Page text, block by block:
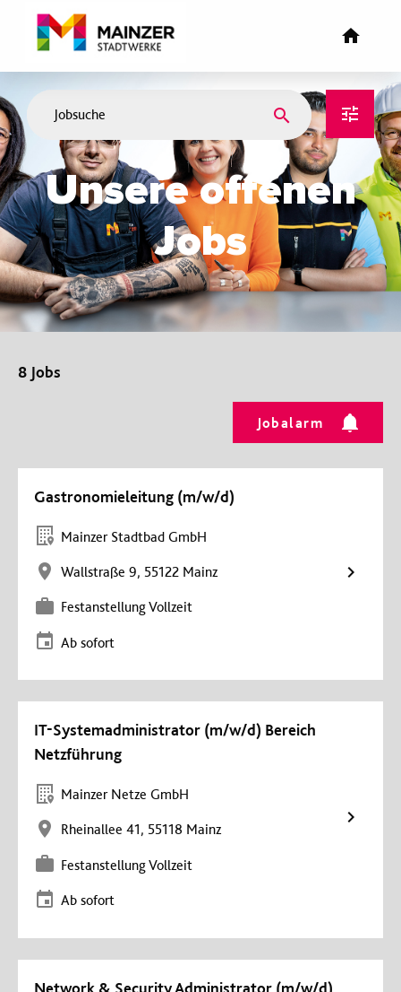
Unsere offenen
Jobs
8 Jobs
Jobalarm
Gastronomieleitung (m/w/d)
Mainzer Stadtbad GmbH
Wallstraße 9, 55122 Mainz
Festanstellung Vollzeit
Ab sofort
IT-Systemadministrator (m/w/d) Bereich
Netzführung
Mainzer Netze GmbH
Rheinallee 41, 55118 Mainz
Festanstellung Vollzeit
Ab sofort
Network & Security Administrator (m/w/d)